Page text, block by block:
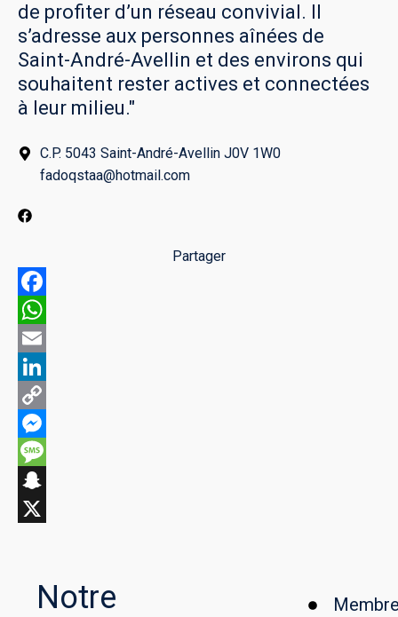
de profiter d’un réseau convivial. Il
s’adresse aux personnes aînées de
Saint-André-Avellin et des environs qui
souhaitent rester actives et connectées
à leur milieu."
C.P. 5043 Saint-André-Avellin J0V 1W0
fadoqstaa@hotmail.com
Partager
Notre